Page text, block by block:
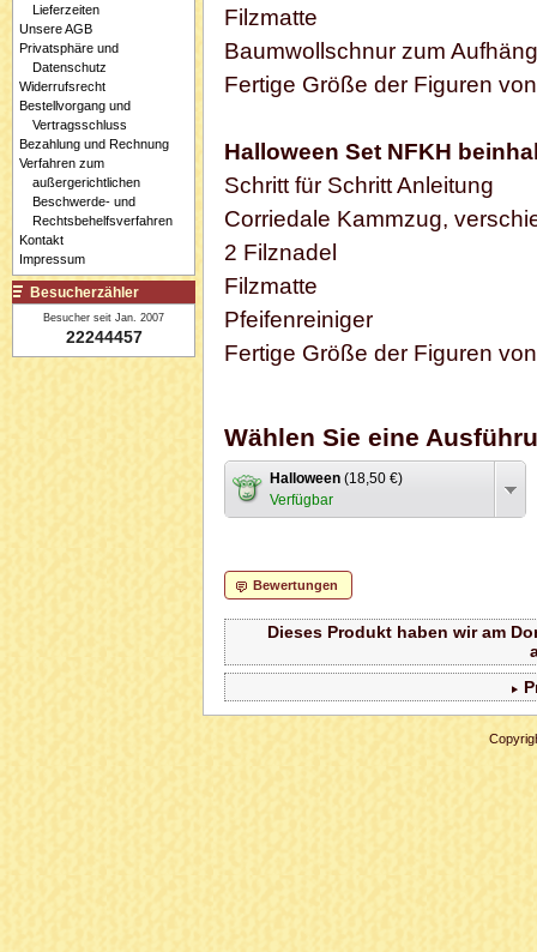
Filzmatte
Baumwollschnur zum
Fertige Größe der Figuren
Halloween Set NFKH
Schritt für Schritt Anleitung
Corriedale Kammzug,
2 Filznadel
Filzmatte
Pfeifenreiniger
Fertige Größe der Figuren
Wählen Sie eine
Halloween(18,50 €)
Verfügbar
Bewertungen
Dieses Produkt haben wir am
Lieferzeiten
Unsere AGB
Privatsphäre und
Datenschutz
Widerrufsrecht
Bestellvorgang und
Vertragsschluss
Bezahlung und Rechnung
Verfahren zum
außergerichtlichen
Beschwerde- und
Rechtsbehelfsverfahren
Kontakt
Impressum
Besucherzähler
Besucher seit Jan. 2007
22244457